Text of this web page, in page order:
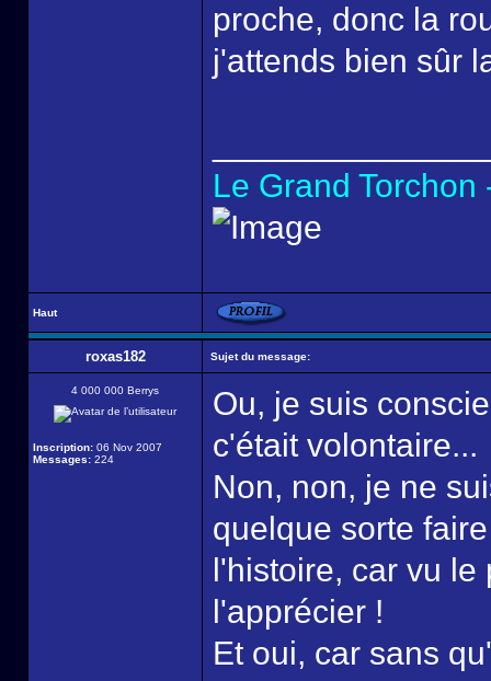
proche, donc la
j'attends bien sûr
Le Grand
Haut
roxas182 Sujet du message:
4 000 000 Berrys
Inscription: 06 Nov 2007
Messages: 224
Ou, je suis
c'était volontaire...
Non, non, je ne
quelque sorte
l'histoire, car vu le
l'apprécier !
Et oui, car sans